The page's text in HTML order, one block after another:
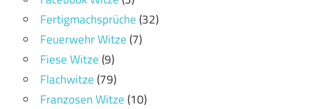
Fertigmachsprüche(32)
Feuerwehr Witze(7)
Fiese Witze(9)
Flachwitze(79)
Franzosen Witze(10)